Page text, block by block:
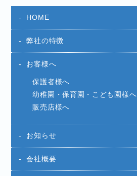
HOME
弊社の特徴
お客様へ
保護者様へ
幼稚園・保育園・こども園様へ
販売店様へ
お知らせ
会社概要